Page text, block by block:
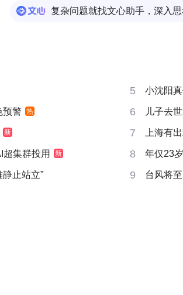
复杂问题就找文心助手，深入
5 小沈阳
预警 热 6 儿子去
新 7 上海有
集群投用 新 8 年仅23
止站立” 9 台风将至